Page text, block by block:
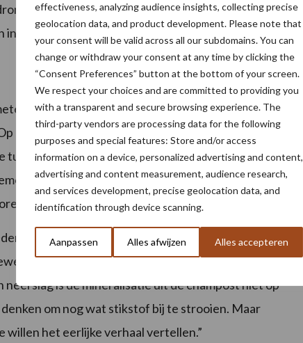
effectiveness, analyzing audience insights, collecting precise
geolocation data, and product development. Please note that
your consent will be valid across all our subdomains. You can
change or withdraw your consent at any time by clicking the
“Consent Preferences” button at the bottom of your screen.
We respect your choices and are committed to providing you
with a transparent and secure browsing experience. The
third-party vendors are processing data for the following
purposes and special features: Store and/or access
information on a device, personalized advertising and content,
advertising and content measurement, audience research,
and services development, precise geolocation data, and
identification through device scanning.
Aanpassen Alles afwijzen Alles accepteren
met infraroodcamera zal binnenkort meer
bladmassa.
breed dwars op de richting van de tulpenbedden
het perceel zijn de sporen van de tulpenteelt nog
tulpenbedden hebben gezeten en ook spuitsporen haal
geen probleem. We willen de gewassen onder
zijn ook praktijk”, vertelt Jurrit van der Heide.
over hoe het demoveld erbij ligt. “Het enige
Met een beetje regen waren de gewassen nog
is de mineralisatie uit de champost niet op
om nog wat stikstof bij te strooien. Maar
willen het eerlijke verhaal vertellen.”